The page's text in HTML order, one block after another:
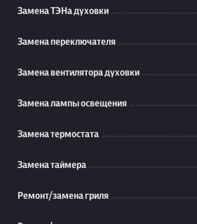
Замена ТЭНа духовки
Замена переключателя
Замена вентилятора духовки
Замена лампы освещения
Замена термостата
Замена таймера
Ремонт/замена гриля